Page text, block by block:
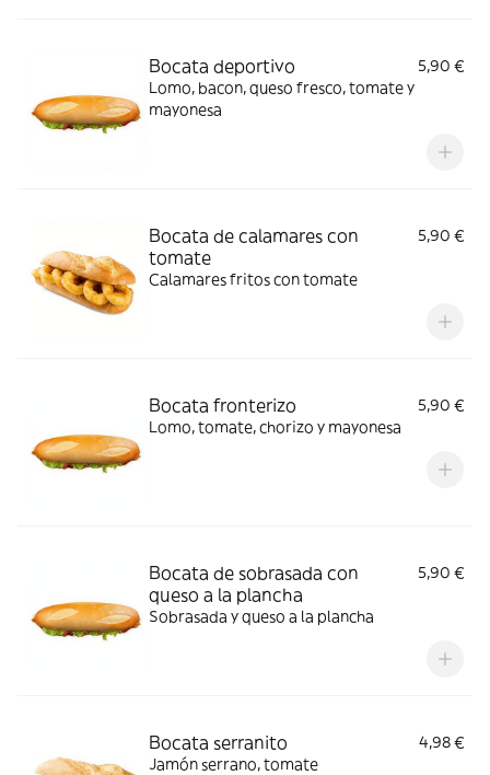
Bocata deportivo
5,90 €
Lomo, bacon, queso fresco, tomate y
mayonesa
Bocata de calamares con
tomate
5,90 €
Calamares fritos con tomate
Bocata fronterizo
5,90 €
Lomo, tomate, chorizo y mayonesa
Bocata de sobrasada con
queso a la plancha
5,90 €
Sobrasada y queso a la plancha
Bocata serranito
4,98 €
Jamón serrano, tomate